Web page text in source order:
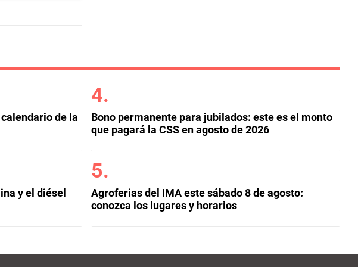
de la
y el diésel
Bono permanente para jubilados: este es el monto
que pagará la CSS en agosto de 2026
Agroferias del IMA este sábado 8 de agosto:
conozca los lugares y horarios